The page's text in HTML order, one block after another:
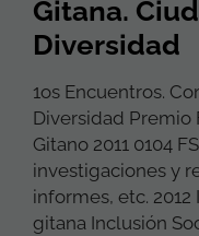
Gitana.
Diversidad
1os Encuentros.
Diversidad Premio
Gitano 2011 0104
investigaciones y
informes, etc.
gitana Inclusión